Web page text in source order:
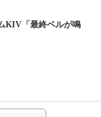
KIV「最終ベルが鳴